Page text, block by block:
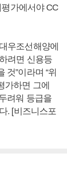
가에서야 CC
우조선해양에
려면 신용등
”이라며 “위
가하면 그에
려워 등급을
. [비즈니스포